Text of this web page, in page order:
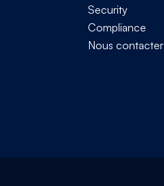
Security
Compliance
Nous contacter